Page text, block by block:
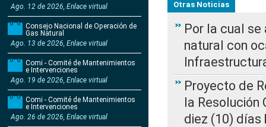
Ago. 12 de 2026, Enlace virtual
Consejo Nacional de Operación de
Gas Natural
Ago. 13 de 2026, Enlace virtual
Comi - Comité de Mantenimientos
e Intervenciones
Ago. 19 de 2026, Enlace virtual
Comi - Comité de Mantenimientos
e Intervenciones
Ago. 26 de 2026, Enlace virtual
Otras Noticias
Por la cual
natural con
Proyecto de
la Resolución
diez (10) días